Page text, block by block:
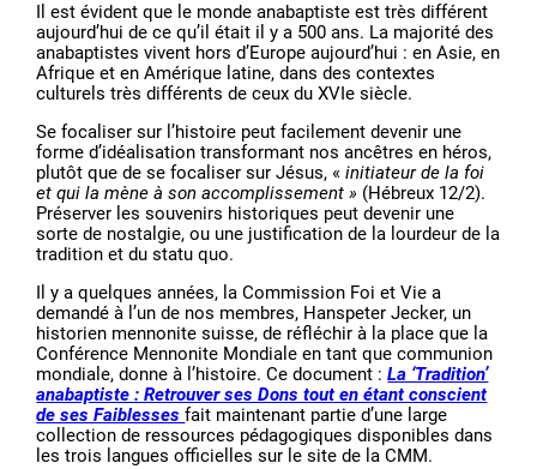
Il est évident que le monde anabaptiste est très différent
aujourd’hui de ce qu’il était il y a 500 ans. La majorité des
anabaptistes vivent hors d’Europe aujourd’hui : en Asie, en
Afrique et en Amérique latine, dans des contextes
culturels très différents de ceux du XVIe siècle.
Se focaliser sur l’histoire peut facilement devenir une
forme d’idéalisation transformant nos ancêtres en héros,
plutôt que de se focaliser sur Jésus, «initiateur de la foi
et qui la mène à son accomplissement » (Hébreux 12/2).
Préserver les souvenirs historiques peut devenir une
sorte de nostalgie, ou une justification de la lourdeur de la
tradition et du statu quo.
Il y a quelques années, la Commission Foi et Vie a
demandé à l’un de nos membres, Hanspeter Jecker, un
historien mennonite suisse, de réfléchir à la place que la
Conférence Mennonite Mondiale en tant que communion
mondiale, donne à l’histoire. Ce document :La ‘Tradition’
anabaptiste : Retrouver ses Dons tout en étant conscient
de ses Faiblessesfait maintenant partie d’une large
collection de ressources pédagogiques disponibles dans
les trois langues officielles sur le site de la CMM.